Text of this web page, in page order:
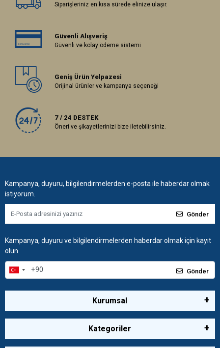
Siparişleriniz en kısa sürede elinize ulaşır.
Güvenli Alışveriş
Güvenli ve kolay ödeme sistemi
Geniş Ürün Yelpazesi
Orijinal ürünler ve kampanya seçeneği
7 / 24 DESTEK
Öneri ve şikayetlerinizi bize iletebilirsiniz.
Kampanya, duyuru, bilgilendirmelerden e-posta ile haberdar olmak
istiyorum.
Gönder
Kampanya, duyuru ve bilgilendirmelerden haberdar olmak için kayıt
olun.
Gönder
Kurumsal
Kategoriler